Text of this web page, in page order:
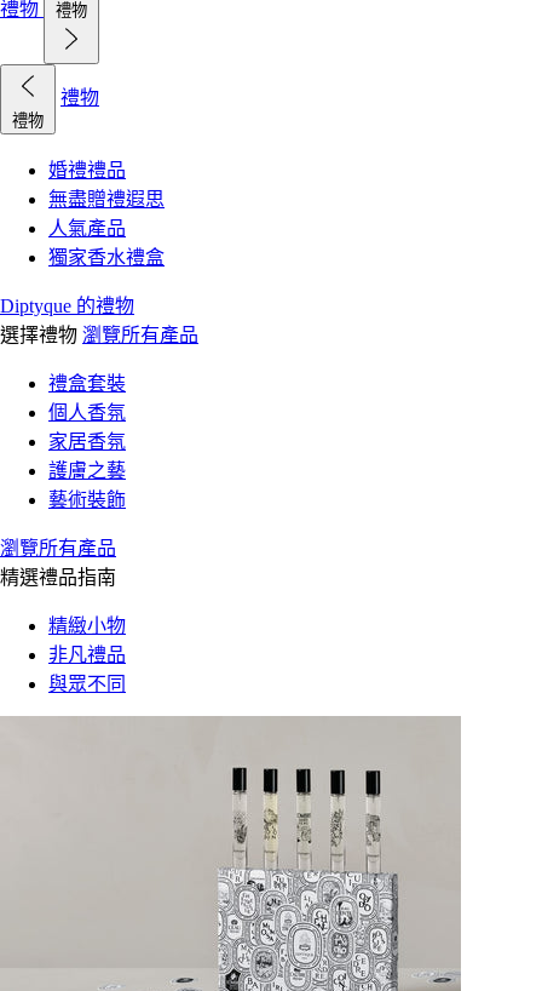
禮物
禮物
禮物
禮物
婚禮禮品
無盡贈禮遐思
人氣產品
獨家香水禮盒
Diptyque 的禮物
選擇禮物 瀏覽所有產品
禮盒套裝
個人香氛
家居香氛
護膚之藝
藝術裝飾
瀏覽所有產品
精選禮品指南
精緻小物
非凡禮品
與眾不同